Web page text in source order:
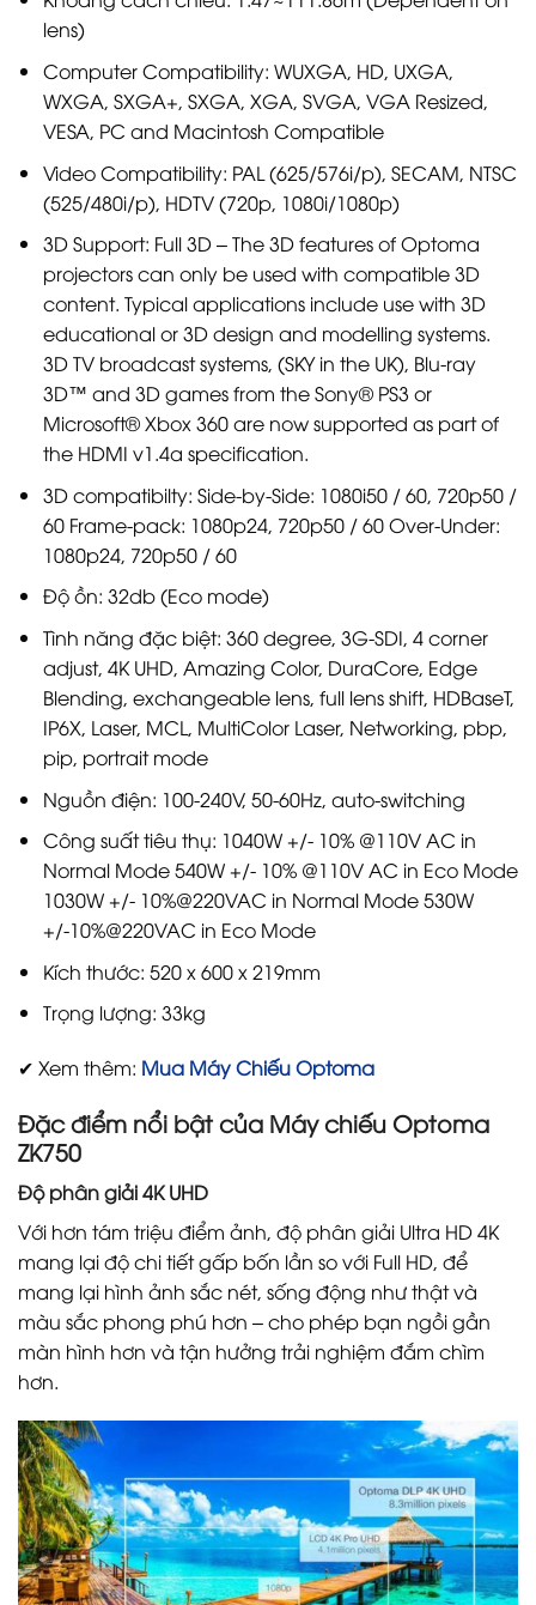
lens)
Computer Compatibility: WUXGA, HD, UXGA,
WXGA, SXGA+, SXGA, XGA, SVGA, VGA Resized,
VESA, PC and Macintosh Compatible
Video Compatibility: PAL (625/576i/p), SECAM, NTSC
(525/480i/p), HDTV (720p, 1080i/1080p)
3D Support: Full 3D – The 3D features of Optoma
projectors can only be used with compatible 3D
content. Typical applications include use with 3D
educational or 3D design and modelling systems.
3D TV broadcast systems, (SKY in the UK), Blu-ray
3D™ and 3D games from the Sony® PS3 or
Microsoft® Xbox 360 are now supported as part of
the HDMI v1.4a specification.
3D compatibilty: Side-by-Side: 1080i50 / 60, 720p50 /
60 Frame-pack: 1080p24, 720p50 / 60 Over-Under:
1080p24, 720p50 / 60
Độ ồn: 32db (Eco mode)
Tình năng đặc biệt: 360 degree, 3G-SDI, 4 corner
adjust, 4K UHD, Amazing Color, DuraCore, Edge
Blending, exchangeable lens, full lens shift, HDBaseT,
IP6X, Laser, MCL, MultiColor Laser, Networking, pbp,
pip, portrait mode
Nguồn điện: 100-240V, 50-60Hz, auto-switching
Công suất tiêu thụ: 1040W +/- 10% @110V AC in
Normal Mode 540W +/- 10% @110V AC in Eco Mode
1030W +/- 10%@220VAC in Normal Mode 530W
+/-10%@220VAC in Eco Mode
Kích thước: 520 x 600 x 219mm
Trọng lượng: 33kg
✔ Xem thêm: Mua Máy Chiếu Optoma
Đặc điểm nổi bật của Máy chiếu Optoma
ZK750
Độ phân giải 4K UHD
Với hơn tám triệu điểm ảnh, độ phân giải Ultra HD 4K
mang lại độ chi tiết gấp bốn lần so với Full HD, để
mang lại hình ảnh sắc nét, sống động như thật và
màu sắc phong phú hơn – cho phép bạn ngồi gần
màn hình hơn và tận hưởng trải nghiệm đắm chìm
hơn.